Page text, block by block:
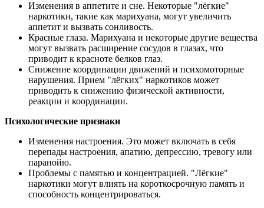
Изменения в аппетите и сне. Некоторые "лёгкие"
наркотики, такие как марихуана, могут увеличить
аппетит и вызвать сонливость.
Красные глаза. Марихуана и некоторые другие вещества
могут вызвать расширение сосудов в глазах, что
приводит к красноте белков глаз.
Снижение координации движений и психомоторные
нарушения. Прием "лёгких" наркотиков может
приводить к снижению физической активности,
реакции и координации.
Психологические признаки
Изменения настроения. Это может включать в себя
перепады настроения, апатию, депрессию, тревогу или
паранойю.
Проблемы с памятью и концентрацией. "Лёгкие"
наркотики могут влиять на короткосрочную память и
способность концентрироваться.